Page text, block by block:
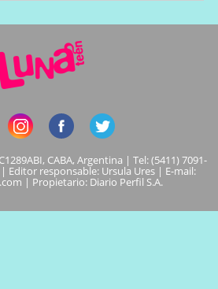
CABA, Argentina | Tel: (5411) 7091-
Editor responsable: Ursula Ures | E-mail:
| Propietario: Diario Perfil S.A.